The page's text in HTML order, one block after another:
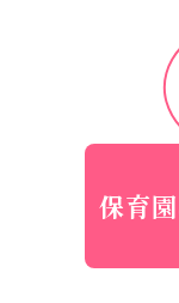
保育